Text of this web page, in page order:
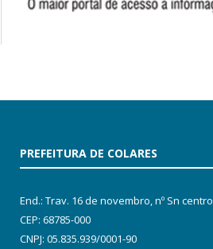
PREFEITURA DE COLARES
End.: Trav. 16 de novembro, nº Sn centro
CEP: 68785-000
CNPJ: 05.835.939/0001-90